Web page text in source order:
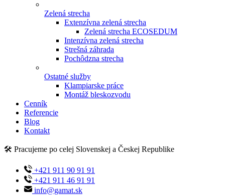
Zelená strecha
Extenzívna zelená strecha
Zelená strecha ECOSEDUM
Intenzívna zelená strecha
Strešná záhrada
Pochôdzna strecha
Ostatné služby
Klampiarske práce
Montáž bleskozvodu
Cenník
Referencie
Blog
Kontakt
🛠️ Pracujeme po celej Slovenskej a Českej Republike
+421 911 90 91 91
+421 911 46 91 91
info@gamat.sk